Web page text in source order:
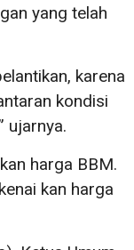
yang telah
karena
kondisi
ujarnya.
harga BBM.
kan harga